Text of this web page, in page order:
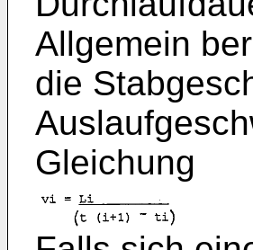
Allgemein
die
Gleichung